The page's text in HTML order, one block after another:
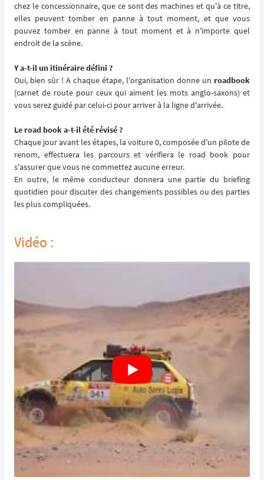
chez le concessionnaire, que ce sont des machines et qu'à ce titre,
elles peuvent tomber en panne à tout moment, et que vous
pouvez tomber en panne à tout moment et à n'importe quel
endroit de la scène.
Y a-t-il un itinéraire défini ?
Oui, bien sûr ! A chaque étape, l'organisation donne un roadbook
(carnet de route pour ceux qui aiment les mots anglo-saxons) et
vous serez guidé par celui-ci pour arriver à la ligne d'arrivée.
Le road book a-t-il été révisé ?
Chaque jour avant les étapes, la voiture 0, composée d'un pilote de
renom, effectuera les parcours et vérifiera le road book pour
s'assurer que vous ne commettez aucune erreur.
En outre, le même conducteur donnera une partie du briefing
quotidien pour discuter des changements possibles ou des parties
les plus compliquées.
Vidéo :